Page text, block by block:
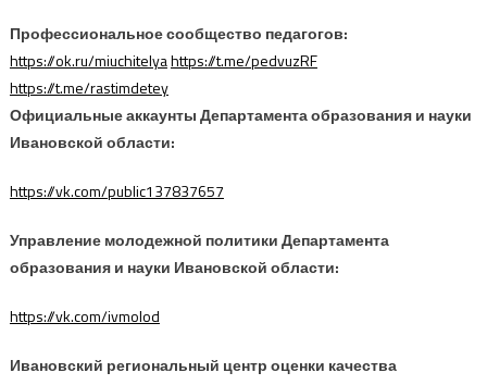
Профессиональное сообщество педагогов:
https://ok.ru/miuchitelyahttps://t.me/pedvuzRF
https://t.me/rastimdetey
Официальные аккаунты Департамента образования и науки
Ивановской области:
https://vk.com/public137837657
Управление молодежной политики Департамента
образования и науки Ивановской области:
https://vk.com/ivmolod
Ивановский региональный центр оценки качества